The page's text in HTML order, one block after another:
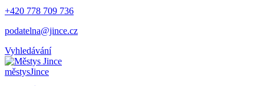
+420 778 709 736
podatelna@jince.cz
Vyhledávání
městysJince